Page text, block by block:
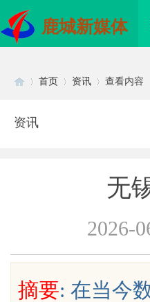
鹿城新媒体
首页 资讯 查看内容
资讯
无
2026-
摘要: 在当今